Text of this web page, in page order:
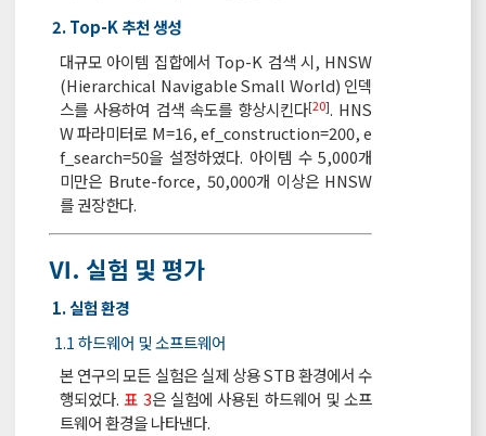
2. Top-K 추천 생성
대규모 아이템 집합에서 Top-K 검색 시, HNSW
(Hierarchical Navigable Small World) 인덱
스를 사용하여 검색 속도를 향상시킨다[20]. HNS
W 파라미터로 M=16, ef_construction=200, e
f_search=50을 설정하였다. 아이템 수 5,000개
미만은 Brute-force, 50,000개 이상은 HNSW
를 권장한다.
Ⅵ. 실험 및 평가
1. 실험 환경
1.1 하드웨어 및 소프트웨어
본 연구의 모든 실험은 실제 상용 STB 환경에서 수
행되었다.표 3은 실험에 사용된 하드웨어 및 소프
트웨어 환경을 나타낸다.